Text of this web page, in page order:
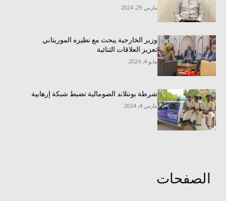
مارس 29, 2024
وزير الخارجية يبحث مع نظيره الموريتاني
تعزيز العلاقات الثنائية
مايو 4, 2024
شرطة بونتلاند الصومالية تضبط شبكة إرهابية
مارس 4, 2024
الصفحات